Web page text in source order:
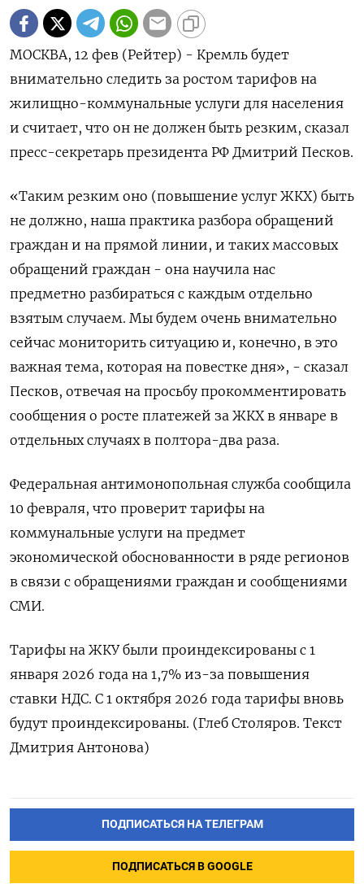
МОСКВА, 12 фев (Рейтер) - Кремль будет
внимательно следить за ростом тарифов на
жилищно-коммунальные услуги ‌для населения
и считает, что он не должен быть резким, сказал
пресс-секретарь президента РФ Дмитрий ​Песков.
«Таким резким ​оно (​повышение услуг ⁠ЖКХ) быть
не должно, ‌наша практика разбора обращений
граждан ‌и на прямой линии, и таких массовых
обращений ​граждан - она научила нас
предметно разбираться ‌с каждым отдельно
взятым случаем. Мы ​будем очень внимательно
сейчас мониторить ситуацию и, ‌конечно, в это
важная тема, которая на повестке дня», - сказал
Песков, отвечая на просьбу ​прокомментировать ​
сообщения о ‌росте платежей за ЖКХ в январе в ​
отдельных случаях в полтора-два раза.
Федеральная антимонопольная служба сообщила
10 февраля, что проверит тарифы на
коммунальные услуги на предмет
экономической обоснованности в ряде регионов
в связи с обращениями ​граждан и сообщениями
СМИ.
Тарифы ⁠на ЖКУ были проиндексированы с 1
января 2026 ‌года на 1,7% из-за повышения
‌ставки НДС. С 1 октября 2026 ​года тарифы вновь
будут проиндексированы. (Глеб ‌Столяров. Текст
Дмитрия Антонова)
ПОДПИСАТЬСЯ НА ТЕЛЕГРАМ
ПОДПИСАТЬСЯ В GOOGLE